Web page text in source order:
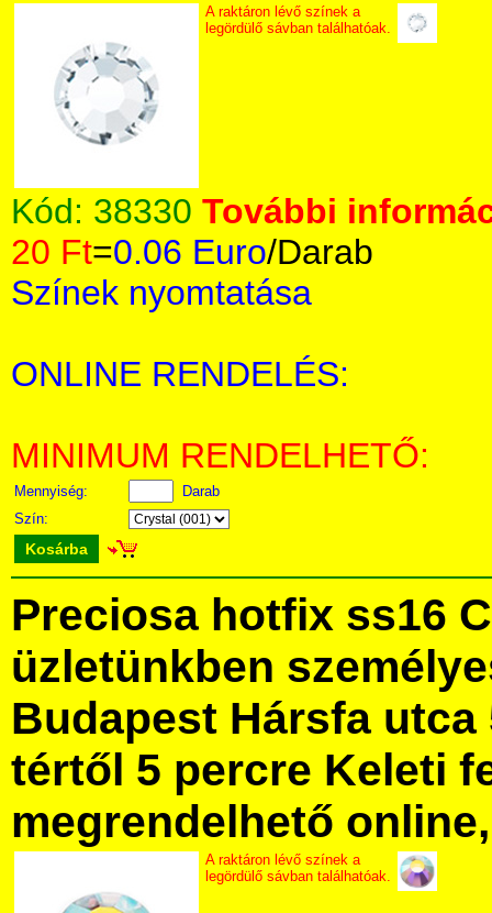
A raktáron lévő színek a
legördülő sávban találhatóak.
Kód: 38330 További
20 Ft=0.06 Euro/Darab
Színek nyomtatása
ONLINE RENDELÉS:
MINIMUM RENDELHETŐ:
Mennyiség:
Darab
Szín:
Kosárba
Preciosa hotfix ss16
üzletünkben
Budapest Hársfa utca
tértől 5 percre Keleti
megrendelhető
A raktáron lévő színek a
legördülő sávban találhatóak.